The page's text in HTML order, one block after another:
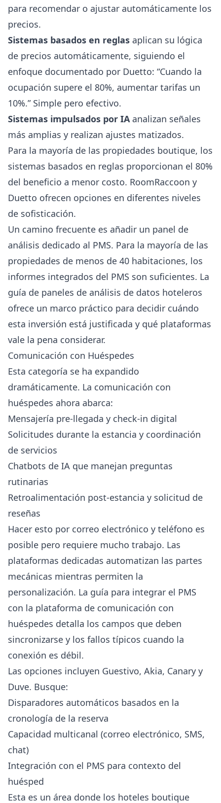
para recomendar o ajustar automáticamente los
precios.
Sistemas basados en reglas aplican su lógica
de precios automáticamente, siguiendo el
enfoque documentado por Duetto: “Cuando la
ocupación supere el 80%, aumentar tarifas un
10%.” Simple pero efectivo.
Sistemas impulsados por IAanalizan señales
más amplias y realizan ajustes matizados.
Para la mayoría de las propiedades boutique, los
sistemas basados en reglas proporcionan el 80%
del beneficio a menor costo. RoomRaccoon y
Duetto ofrecen opciones en diferentes niveles
de sofisticación.
Un camino frecuente es añadir un panel de
análisis dedicado al PMS. Para la mayoría de las
propiedades de menos de 40 habitaciones, los
informes integrados del PMS son suficientes. La
guía de paneles de análisis de datos hoteleros
ofrece un marco práctico para decidir cuándo
esta inversión está justificada y qué plataformas
vale la pena considerar.
Comunicación con Huéspedes
Esta categoría se ha expandido
dramáticamente. La comunicación con
huéspedes ahora abarca:
Mensajería pre-llegada y check-in digital
Solicitudes durante la estancia y coordinación
de servicios
Chatbots de IA que manejan preguntas
rutinarias
Retroalimentación post-estancia y solicitud de
reseñas
Hacer esto por correo electrónico y teléfono es
posible pero requiere mucho trabajo. Las
plataformas dedicadas automatizan las partes
mecánicas mientras permiten la
personalización. La guía para integrar el PMS
con la plataforma de comunicación con
huéspedes detalla los campos que deben
sincronizarse y los fallos típicos cuando la
conexión es débil.
Las opciones incluyen Guestivo, Akia, Canary y
Duve. Busque:
Disparadores automáticos basados en la
cronología de la reserva
Capacidad multicanal (correo electrónico, SMS,
chat)
Integración con el PMS para contexto del
huésped
Esta es un área donde los hoteles boutique